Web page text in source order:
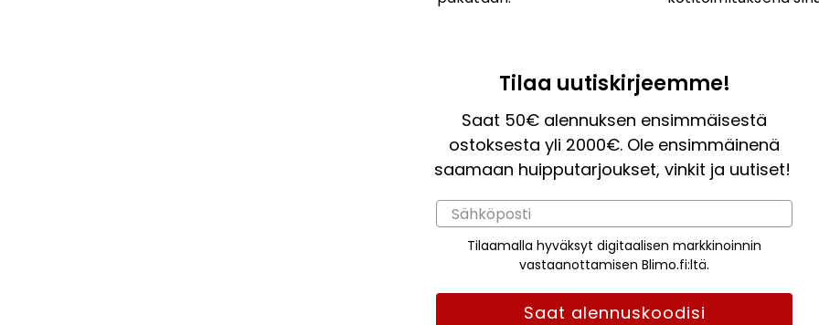
Tilaa uutiskirjeemme!
Saat 50€ alennuksen ensimmäisestä
ostoksesta yli 2000€. Ole ensimmäinenä
saamaan huipputarjoukset, vinkit ja uutiset!
Tilaamalla hyväksyt digitaalisen markkinoinnin
vastaanottamisen Blimo.fi:ltä.
Saat alennuskoodisi